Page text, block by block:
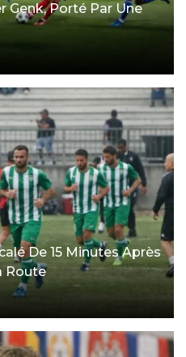
Genk, Porté Par Une
De 15 Minutes Après
Route